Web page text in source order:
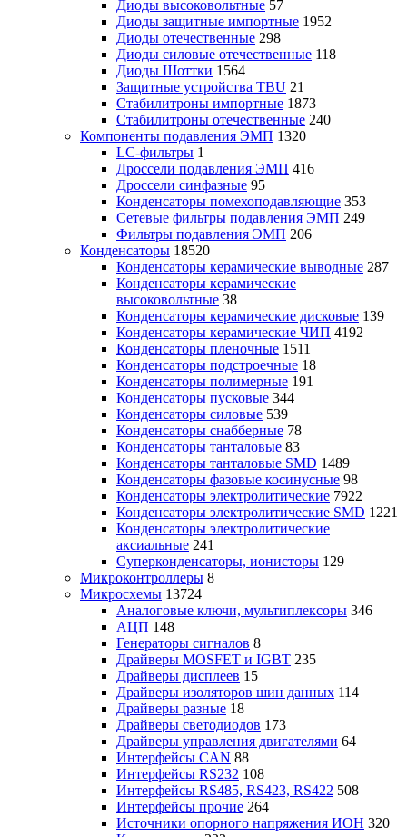
Диоды высоковольтные 57
Диоды защитные импортные 1952
Диоды отечественные 298
Диоды силовые отечественные 118
Диоды Шоттки 1564
Защитные устройства TBU 21
Стабилитроны импортные 1873
Стабилитроны отечественные 240
Компоненты подавления ЭМП 1320
LC-фильтры 1
Дроссели подавления ЭМП 416
Дроссели синфазные 95
Конденсаторы помехоподавляющие 353
Сетевые фильтры подавления ЭМП 249
Фильтры подавления ЭМП 206
Конденсаторы 18520
Конденсаторы керамические выводные 287
Конденсаторы керамические
высоковольтные 38
Конденсаторы керамические дисковые 139
Конденсаторы керамические ЧИП 4192
Конденсаторы пленочные 1511
Конденсаторы подстроечные 18
Конденсаторы полимерные 191
Конденсаторы пусковые 344
Конденсаторы силовые 539
Конденсаторы снабберные 78
Конденсаторы танталовые 83
Конденсаторы танталовые SMD 1489
Конденсаторы фазовые косинусные 98
Конденсаторы электролитические 7922
Конденсаторы электролитические SMD 1221
Конденсаторы электролитические
аксиальные 241
Суперконденсаторы, ионисторы 129
Микроконтроллеры 8
Микросхемы 13724
Аналоговые ключи, мультиплексоры 346
АЦП 148
Генераторы сигналов 8
Драйверы MOSFET и IGBT 235
Драйверы дисплеев 15
Драйверы изоляторов шин данных 114
Драйверы разные 18
Драйверы светодиодов 173
Драйверы управления двигателями 64
Интерфейсы CAN 88
Интерфейсы RS232 108
Интерфейсы RS485, RS423, RS422 508
Интерфейсы прочие 264
Источники опорного напряжения ИОН 320